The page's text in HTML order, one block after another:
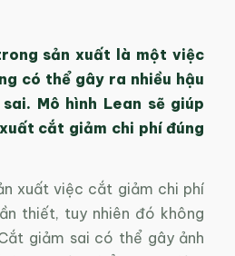
sản xuất là một việc
có thể gây ra nhiều hậu
Mô hình Lean sẽ giúp
cắt giảm chi phí đúng
xuất việc cắt giảm chi phí
thiết, tuy nhiên đó không
giảm sai có thể gây ảnh